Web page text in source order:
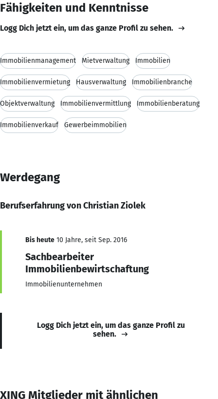
Fähigkeiten und Kenntnisse
Logg Dich jetzt ein, um das ganze Profil zu sehen.
Immobilienmanagement Mietverwaltung Immobilien
Immobilienvermietung Hausverwaltung Immobilienbranche
Objektverwaltung Immobilienvermittlung Immobilienberatung
Immobilienverkauf Gewerbeimmobilien
Werdegang
Berufserfahrung von Christian Ziolek
Bis heute 10 Jahre, seit Sep. 2016
Sachbearbeiter
Immobilienbewirtschaftung
Immobilienunternehmen
Logg Dich jetzt ein, um das ganze Profil zu
sehen.
XING Mitglieder mit ähnlichen